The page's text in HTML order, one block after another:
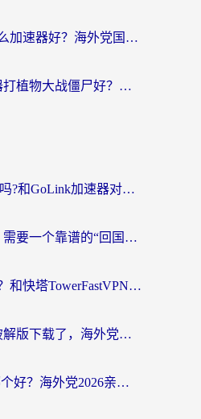
国外冒险岛2用什么加速器好？海外党国服游戏畅玩全攻略（附鸣潮哈利波特加速技巧）
国外用什么加速器打植物大战僵尸好？海外党国服游戏加速终极指南
Sixfast加速器好用吗?和GoLink加速器对比哪个回国效果更好?海外党亲测实用指南
在海外漂泊的你，需要一个靠谱的“回国机场”
MalusVPN好用吗？和快塔TowerFastVPN对比哪个回国效果更好？海外党亲测实用指南
别再搜 vpn 安卓破解版下载了，海外党回国上网的正确姿势在这里
ChickCN和西游哪个好？海外党2026亲测回国加速器选择指南（附expressvpn中国对比）